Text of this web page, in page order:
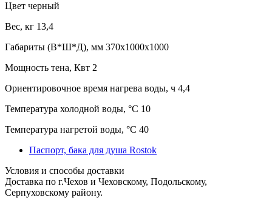
Цвет черный
Вес, кг 13,4
Габариты (В*Ш*Д), мм 370х1000х1000
Мощность тена, Квт 2
Ориентировочное время нагрева воды, ч 4,4
Температура холодной воды, °C 10
Температура нагретой воды, °C 40
Паспорт, бака для душа Rostok
Условия и способы доставки
Доставка по г.Чехов и Чеховскому, Подольскому,
Серпуховскому району.